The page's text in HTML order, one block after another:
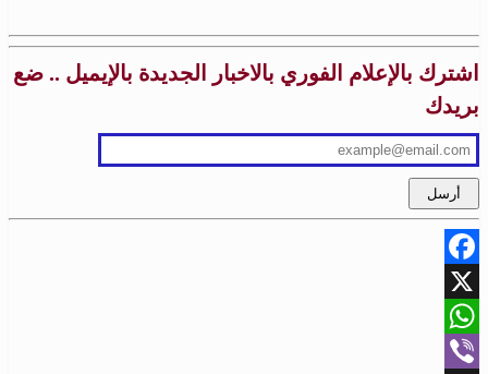
اشترك بالإعلام الفوري بالاخبار الجديدة بالإيميل .. ضع
بريدك
Facebook
X
WhatsApp